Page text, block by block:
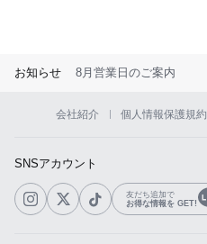
お知らせ 8月営業日のご案内
会社紹介 個人情報保護規約
SNSアカウント
友だち追加で
お得な情報を GET!